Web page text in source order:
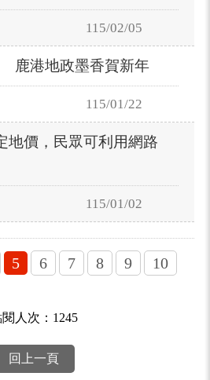
115/02/05
鹿港地政墨香賀新年
115/01/22
地價，民眾可利用網路
115/01/02
5 6 7 8 9 10
人次：1245
回上一頁